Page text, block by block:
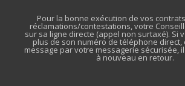
Pour la bonne exécution de vos
réclamations/contestations, votre
sur sa ligne directe (appel non surtaxé). Si
plus de son numéro de téléphone direct,
message par votre messagerie sécurisée,
à nouveau en retour.